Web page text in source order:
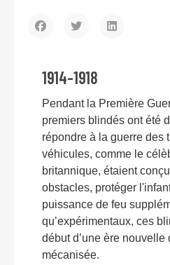
1914-1918
Pendant la Première
premiers blindés ont été
répondre à la guerre des
véhicules, comme le
britannique, étaient
obstacles, protéger
puissance de feu
qu’expérimentaux, ces
début d’une ère nouvelle
mécanisée.